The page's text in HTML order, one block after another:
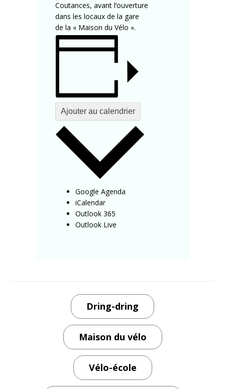
Coutances, avant l’ouverture
dans les locaux de la gare
de la « Maison du Vélo ».
Ajouter au calendrier
Google Agenda
iCalendar
Outlook 365
Outlook Live
Dring-dring
Maison du vélo
Vélo-école